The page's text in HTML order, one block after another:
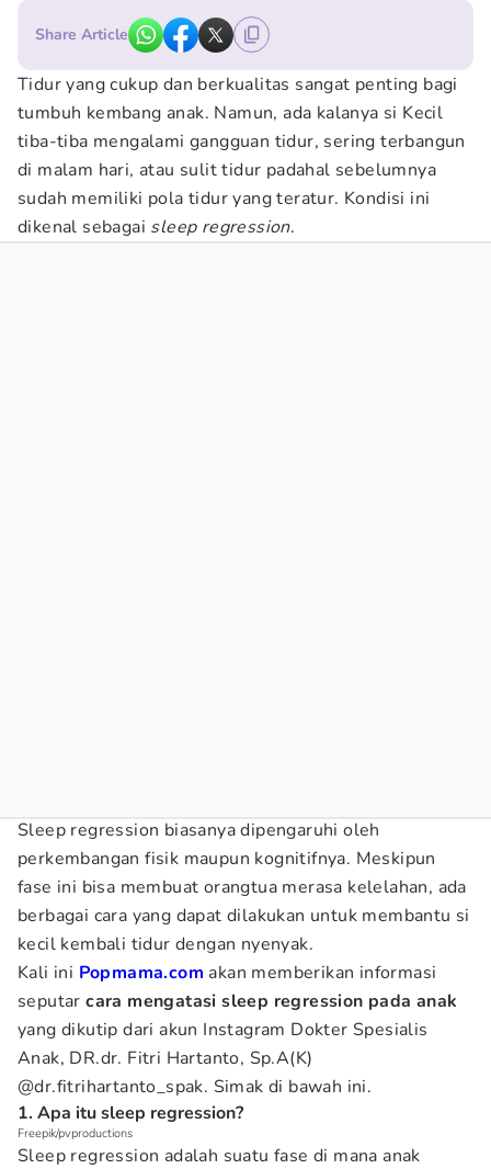
Share Article
Tidur yang cukup dan berkualitas sangat penting bagi
tumbuh kembang anak. Namun, ada kalanya si Kecil
tiba-tiba mengalami gangguan tidur, sering terbangun
di malam hari, atau sulit tidur padahal sebelumnya
sudah memiliki pola tidur yang teratur. Kondisi ini
dikenal sebagai sleep regression.
Sleep regression biasanya dipengaruhi oleh
perkembangan fisik maupun kognitifnya. Meskipun
fase ini bisa membuat orangtua merasa kelelahan, ada
berbagai cara yang dapat dilakukan untuk membantu si
kecil kembali tidur dengan nyenyak.
Kali ini Popmama.com akan memberikan informasi
seputarcara mengatasi sleep regression pada anak
yang dikutip dari akun Instagram Dokter Spesialis
Anak, DR.dr. Fitri Hartanto, Sp.A(K)
@dr.fitrihartanto_spak. Simak di bawah ini.
1. Apa itu sleep regression?
Freepik/pvproductions
Sleep regression adalah suatu fase di mana anak